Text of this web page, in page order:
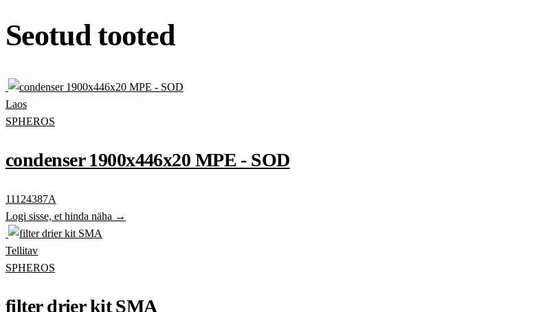
Seotud tooted
Laos
SPHEROS
condenser 1900x446x20 MPE - SOD
11124387A
Logi sisse, et hinda näha →
Tellitav
SPHEROS
filter drier kit SMA